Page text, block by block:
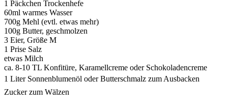
1 Päckchen Trockenhefe
60ml warmes Wasser
700g Mehl (evtl. etwas mehr)
100g Butter, geschmolzen
3 Eier, Größe M
1 Prise Salz
etwas Milch
ca. 8-10 TL Konfitüre, Karamellcreme oder Schokoladencreme
1 Liter Sonnenblumenöl oder Butterschmalz zum Ausbacken
Zucker zum Wälzen